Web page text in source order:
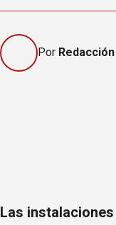
Por Redacción
Las